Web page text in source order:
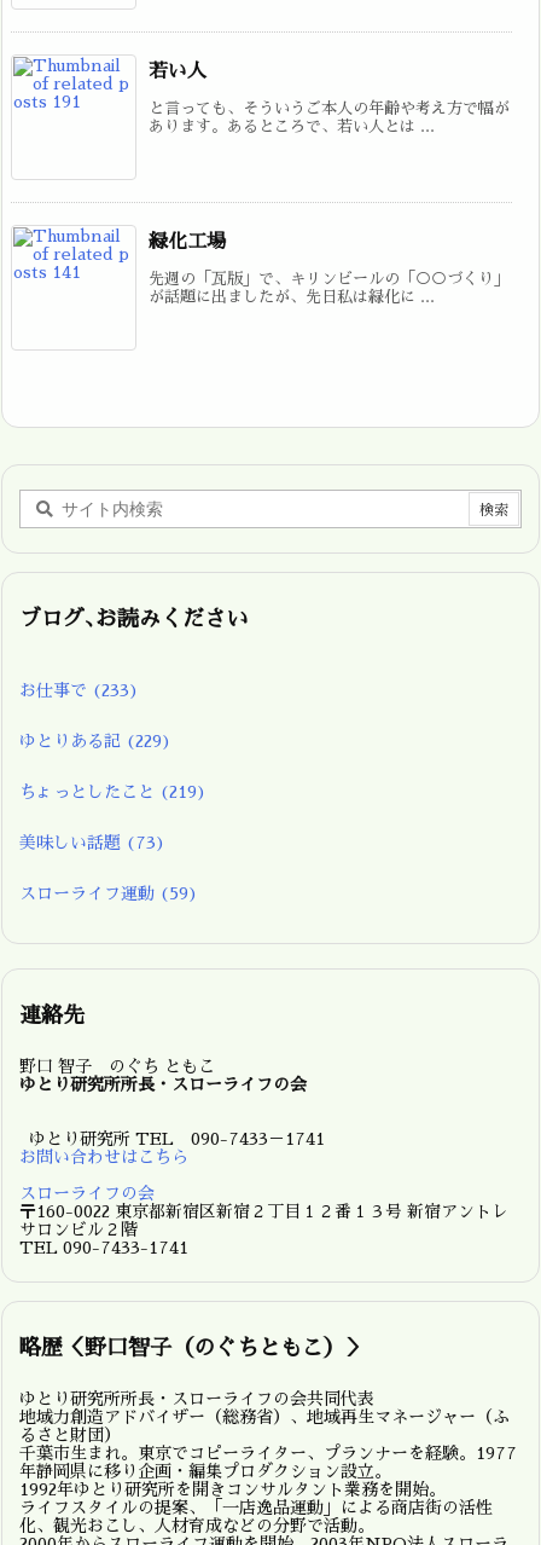
若い人
と言っても、そういうご本人の年齢や考え方で幅が
あります。あるところで、若い人とは ...
緑化工場
先週の「瓦版」で、キリンビールの「○○づくり」
が話題に出ましたが、先日私は緑化に ...
ブログ､お読みください
お仕事で (233)
ゆとりある記 (229)
ちょっとしたこと (219)
美味しい話題 (73)
スローライフ運動 (59)
連絡先
野口 智子 のぐち ともこ
ゆとり研究所所長・スローライフの会
ゆとり研究所 TEL 090-7433－1741
お問い合わせはこちら
スローライフの会
〒160-0022 東京都新宿区新宿２丁目１２番１３号 新宿アントレ
サロンビル２階
TEL 090-7433-1741
略歴＜野口智子（のぐちともこ）＞
ゆとり研究所所長・スローライフの会共同代表
地域力創造アドバイザー（総務省）、地域再生マネージャー（ふ
るさと財団）
千葉市生まれ。東京でコピーライター、プランナーを経験。1977
年静岡県に移り企画・編集プロダクション設立。
1992年ゆとり研究所を開きコンサルタント業務を開始。
ライフスタイルの提案、「一店逸品運動」による商店街の活性
化、観光おこし、人材育成などの分野で活動。